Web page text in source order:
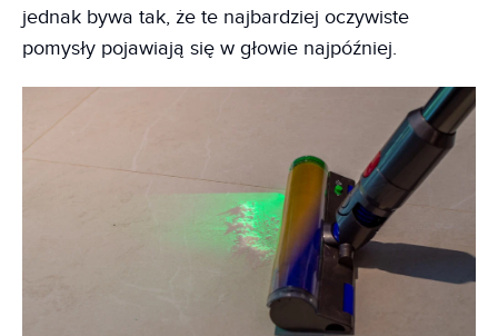
jednak bywa tak, że te najbardziej oczywiste
pomysły pojawiają się w głowie najpóźniej.